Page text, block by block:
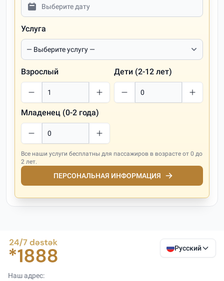
Услуга
Взрослый Дети (2-12 лет)
Младенец (0-2 года)
Все наши услуги бесплатны для пассажиров в возрасте от 0 до
2 лет.
ПЕРСОНАЛЬНАЯ ИНФОРМАЦИЯ
Русский
Наш адрес: